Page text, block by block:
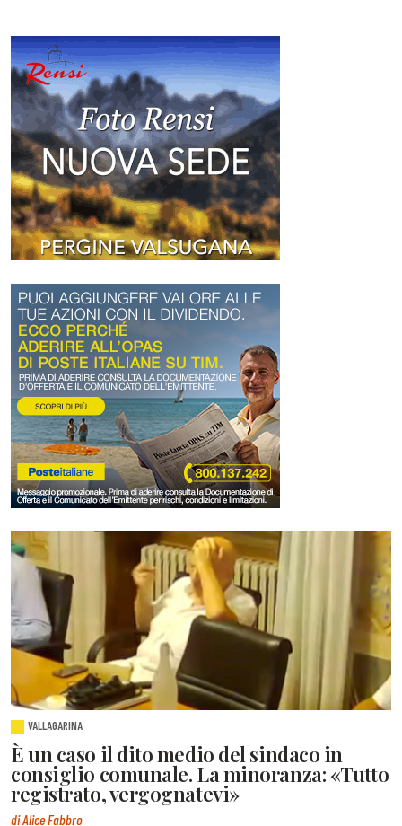
VALLAGARINA
È un caso il dito medio del sindaco in
consiglio comunale. La minoranza: «Tutto
registrato, vergognatevi»
di Alice Fabbro